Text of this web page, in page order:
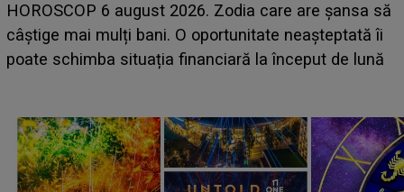
HOROSCOP 6 august 2026. Zodia care are șansa să
câștige mai mulți bani. O oportunitate neașteptată îi
poate schimba situația financiară la început de lună